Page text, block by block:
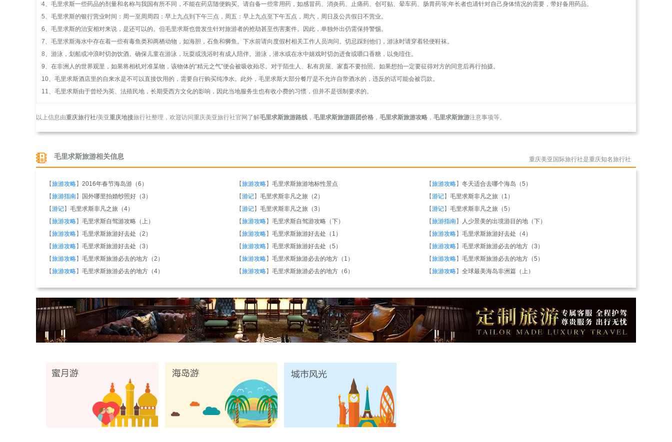
4、毛里求斯一些药品的剂量和名称与我国有所不同，不能在药店随便购买。请自备一些常用药，如感冒药、消炎药、止痛药、创可贴、晕车药、肠胃药等;年长者也请针对自己身体情况的需要，带好备用药品。
5、毛里求斯的银行营业时间：周一至周周四：早上九点到下午三点，周五：早上九点至下午五点，周六，周日及公共假日不营业。
6、毛里求斯的治安相对来说，是还可以的。但毛里求斯也曾发生针对旅游者的抢劫甚至伤害案件。因此，单独外出仍需保持警惕。
7、毛里求斯海水中存在着一些有毒鱼类和两栖动物，如海胆，石鱼和狮鱼。下水前请向度假村相关工作人员询问。切忌踩到他们，游泳时请穿着轻便鞋袜。
8、游泳，划船或冲浪时切勿饮酒。确保儿童在游泳，玩耍或洗浴时有成人陪伴。游泳，潜水或在水中嬉戏时切勿进食或嚼口香糖，以免噎住。
9、在非洲人的世界观里，如果将相机对准某物，该物体的“精元之气”便会被吸收殆尽。对于陌生人、私有房屋、家畜不要拍照。如果想拍一定要征得对方的同意后再行拍摄。
10、毛里求斯酒店里的自来水是不可以直接饮用的，需要自行购买纯净水。此外，毛里求斯大部分餐厅是不允许自带酒水的，违反的话可能会被罚款。
11、毛里求斯由于曾经为英、法殖民地，长期受西方文化的影响，因此当地服务生也有收小费的习惯，但并不是强制要求的。
以上信息由重庆旅行社/美亚重庆地接旅行社整理，欢迎访问重庆美亚旅行社官网了解毛里求斯旅游路线 ， 毛里求斯旅游跟团价格 ， 毛里求斯旅游攻略 ， 毛里求斯旅游注意事项等。
毛里求斯旅游相关信息 重庆美亚国际旅行社是重庆知名旅行社
【旅游攻略】 2016年春节海岛游（6） 【旅游攻略】 毛里求斯旅游地标性景点 【旅游攻略】 冬天适合去哪个海岛（5）
【旅游指南】 国外哪里拍婚纱照好（3） 【游记】 毛里求斯非凡之旅（2） 【游记】 毛里求斯非凡之旅（1）
【游记】 毛里求斯非凡之旅（4） 【游记】 毛里求斯非凡之旅（3） 【游记】 毛里求斯非凡之旅（5）
【旅游攻略】 毛里求斯自驾游攻略（上） 【旅游攻略】 毛里求斯自驾游攻略（下） 【旅游指南】
人少景美的出境游目的地（下）
【旅游攻略】 毛里求斯旅游好去处（2） 【旅游攻略】 毛里求斯旅游好去处（1） 【旅游攻略】 毛里求斯旅游好去处（4）
【旅游攻略】 毛里求斯旅游好去处（3） 【旅游攻略】 毛里求斯旅游好去处（5） 【旅游攻略】 毛里求斯旅游必去的地方（3）
【旅游攻略】 毛里求斯旅游必去的地方（2） 【旅游攻略】 毛里求斯旅游必去的地方（1） 【旅游攻略】 毛里求斯旅游必去的地方（5）
【旅游攻略】 毛里求斯旅游必去的地方（4） 【旅游攻略】 毛里求斯旅游必去的地方（6） 【旅游攻略】 全球最美海岛非洲篇（上）